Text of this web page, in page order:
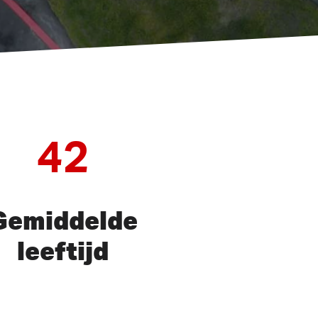
42
leeftijd